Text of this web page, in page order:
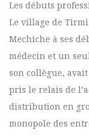
Les débuts
Le village de
Mechiche à ses
médecin et un
son collègue,
pris le relais de
distribution en
monopole des